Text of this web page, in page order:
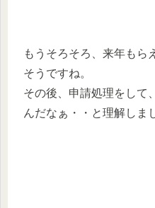
もうそろそろ、来年もら
そうですね。
その後、申請処理をして
んだなぁ・・と理解しま